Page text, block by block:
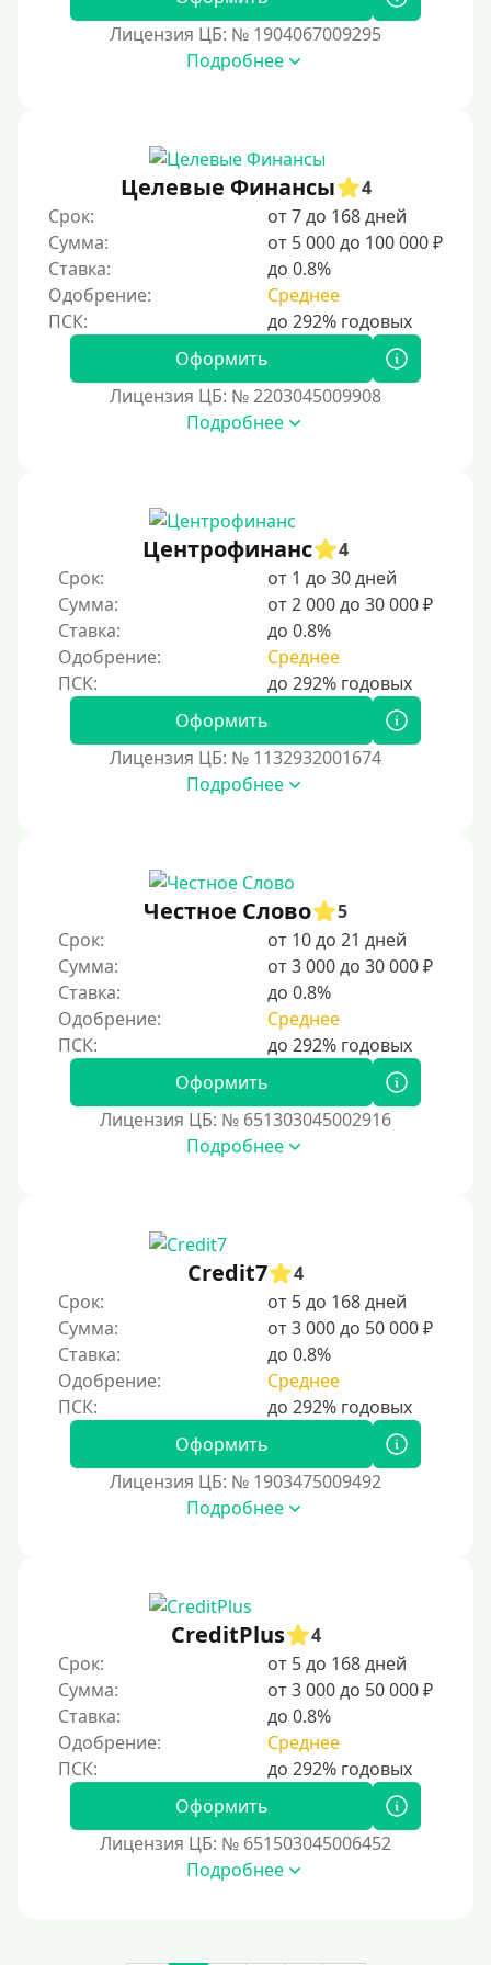
15000 руб
30000 руб на год
35000 руб
40000 руб
50000 руб
60000 руб
80000 руб
300000 руб
500000 руб
1000000 руб
Мини займы
На большую сумму
Банковские карты и платежные системы
С помощью системы Юнистрим
ВТБ
Виза (Visa)
Тинькофф
На карту Кукуруза
С помощью платформы Контакт (Contact)
С помощью системы быстрых платежей (СБП)
Способы получения
Без активации сервиса
Без участия банков
На сберкнижку
Без посещения офиса
В ломбарде
Роботы займов
Перевод средств на карту через Telegram
Бесплатное использование без списания средств с
карты.
Денежным переводом
Лицензия ЦБ: № 1904067009295
Подробнее
Целевые Финансы
4
Срок:
от 7 до 168 дней
Сумма:
от 5 000 до 100 000 ₽
Ставка:
до 0.8%
Одобрение:
Среднее
Оформить
Лицензия ЦБ: № 2203045009908
Подробнее
Центрофинанс
4
Срок:
от 1 до 30 дней
Сумма:
от 2 000 до 30 000 ₽
Ставка:
до 0.8%
Одобрение:
Среднее
Оформить
Лицензия ЦБ: № 1132932001674
Подробнее
Честное Слово
5
Срок:
от 10 до 21 дней
Сумма:
от 3 000 до 30 000 ₽
Ставка:
до 0.8%
Одобрение:
Среднее
Оформить
Лицензия ЦБ: № 651303045002916
Подробнее
Credit7
4
Срок:
от 5 до 168 дней
Сумма:
от 3 000 до 50 000 ₽
Ставка:
до 0.8%
Одобрение:
Среднее
Оформить
Лицензия ЦБ: № 1903475009492
Подробнее
CreditPlus
4
Срок:
от 5 до 168 дней
Сумма:
от 3 000 до 50 000 ₽
Ставка:
до 0.8%
Одобрение:
Среднее
Оформить
Лицензия ЦБ: № 651503045006452
Подробнее